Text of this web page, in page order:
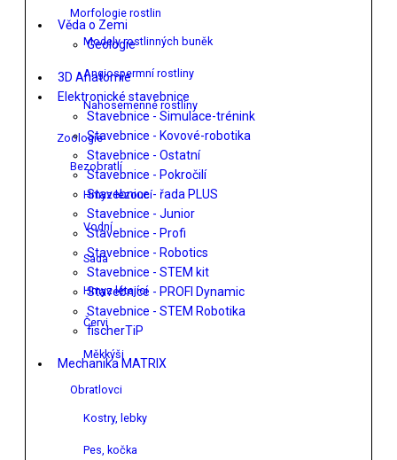
Věda o Zemi
Geologie
3D Anatomie
Elektronické stavebnice
Stavebnice - Simulace-trénink
Stavebnice - Kovové-robotika
Stavebnice - Ostatní
Stavebnice - Pokročilí
Stavebnice - řada PLUS
Stavebnice - Junior
Stavebnice - Profi
Stavebnice - Robotics
Stavebnice - STEM kit
Stavebnice - PROFI Dynamic
Stavebnice - STEM Robotika
fischerTiP
Mechanika MATRIX
Morfologie rostlin
Modely rostlinných buněk
Angiospermní rostliny
Nahosemenné rostliny
Zoologie
Bezobratlí
Hmyz lezoucí
Vodní
Sada
Hmyz létající
Červi
Měkkýši
Obratlovci
Kostry, lebky
Pes, kočka